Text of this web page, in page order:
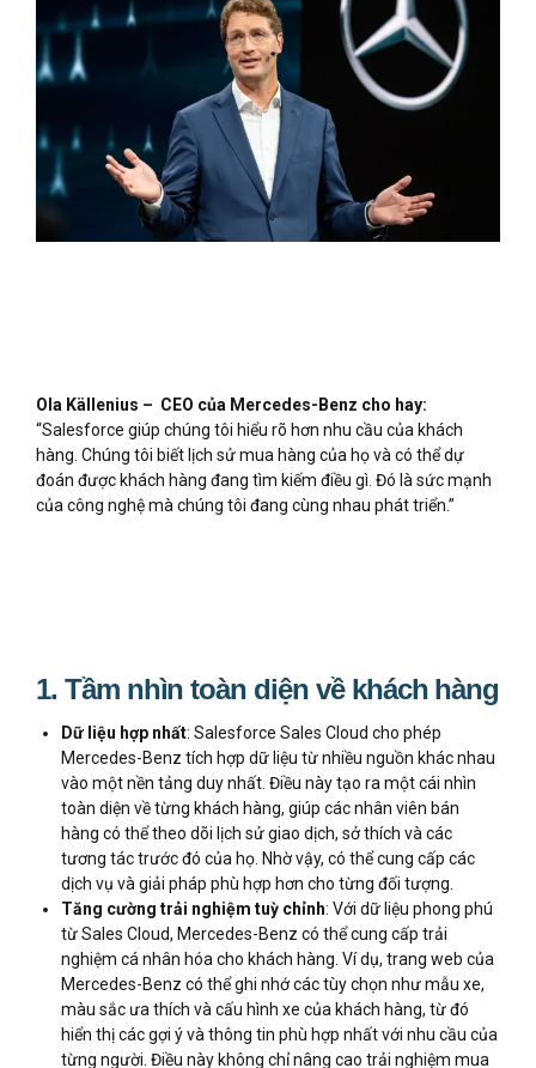
Ola Källenius – CEO của Mercedes-Benz cho hay:
“Salesforce giúp chúng tôi hiểu rõ hơn nhu cầu của khách
hàng. Chúng tôi biết lịch sử mua hàng của họ và có thể dự
đoán được khách hàng đang tìm kiếm điều gì. Đó là sức mạnh
của công nghệ mà chúng tôi đang cùng nhau phát triển.”
1. Tầm nhìn toàn diện về khách hàng
Dữ liệu hợp nhất: Salesforce Sales Cloud cho phép
Mercedes-Benz tích hợp dữ liệu từ nhiều nguồn khác nhau
vào một nền tảng duy nhất. Điều này tạo ra một cái nhìn
toàn diện về từng khách hàng, giúp các nhân viên bán
hàng có thể theo dõi lịch sử giao dịch, sở thích và các
tương tác trước đó của họ. Nhờ vậy, có thể cung cấp các
dịch vụ và giải pháp phù hợp hơn cho từng đối tượng​.
Tăng cường trải nghiệm tuỳ chỉnh: Với dữ liệu phong phú
từ Sales Cloud, Mercedes-Benz có thể cung cấp trải
nghiệm cá nhân hóa cho khách hàng. Ví dụ, trang web của
Mercedes-Benz có thể ghi nhớ các tùy chọn như mẫu xe,
màu sắc ưa thích và cấu hình xe của khách hàng, từ đó
hiển thị các gợi ý và thông tin phù hợp nhất với nhu cầu của
từng người. Điều này không chỉ nâng cao trải nghiệm mua